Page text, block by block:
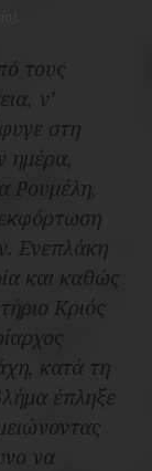
τους
ν’
στη
ημέρα,
Ρουμέλη,
Ενεπλάκη
και καθώς
Κριός
κατά τη
έπληξε
να